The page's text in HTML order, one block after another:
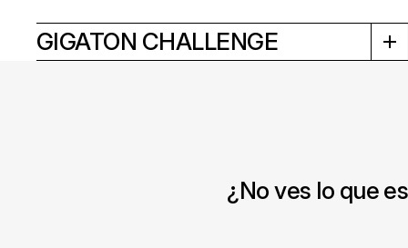
GIGATON CHALLENGE
¿No ves lo que